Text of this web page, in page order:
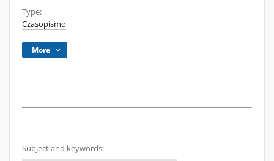
Type:
Czasopismo
More
Subject and keywords: